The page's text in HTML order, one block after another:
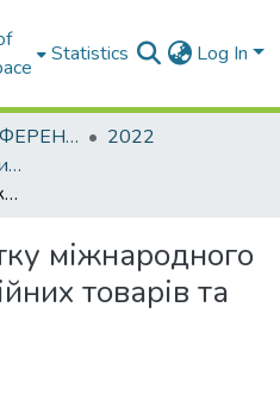
Statistics Log In
МАТЕРІАЛИ КОНФЕРЕНЦІЙ
2022
Сучасні напрямки розвитку менеджменту та економіки в умовах VUCA-світу
Тенденції розвитку міжнародного ринку інформаційних товарів та послуг
міжнародного
товарів та